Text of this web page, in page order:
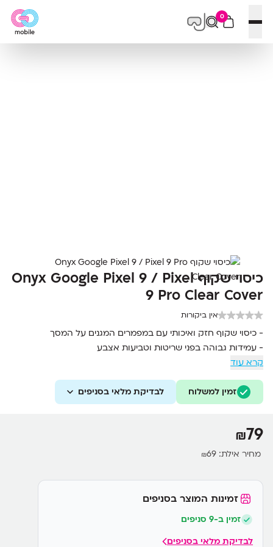
פתח תפריט
0
כיסוי שקוף Onyx Google Pixel 9 / Pixel
9 Pro Clear Cover
אין ביקורות
- כיסוי שקוף חזק ואיכותי עם במפמרים המגנים על המסך
- עמידות גבוהה בפני שריטות וטביעות אצבע
- הגנה מלאה על מסגרת המסך ועדשת המצלמה
קרא עוד
זמין למשלוח לבדיקת מלאי בסניפים
₪79
מחיר אילת: ₪69
זמינות המוצר בסניפים
זמין ב-9 סניפים
לבדיקת מלאי בסניפים